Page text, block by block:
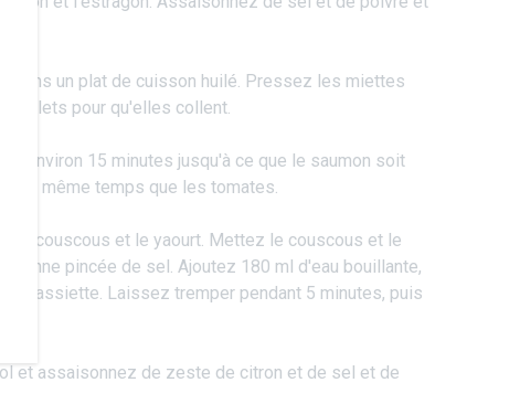
dans un plat de cuisson huilé. Pressez les miettes
filets pour qu'elles collent.
environ 15 minutes jusqu'à ce que le saumon soit
en même temps que les tomates.
le couscous et le yaourt. Mettez le couscous et le
bonne pincée de sel. Ajoutez 180 ml d'eau bouillante,
assiette. Laissez tremper pendant 5 minutes, puis
et assaisonnez de zeste de citron et de sel et de